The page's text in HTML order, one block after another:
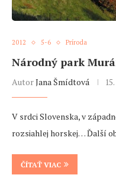
2012 5-6 Príroda
Národný park
AutorJana Šmídtová
V srdci Slovenska, v
rozsiahlej horskej… Ďalší
ČÍTAŤ VIAC